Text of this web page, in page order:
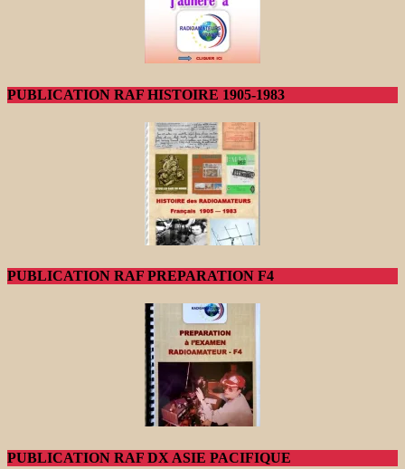
PUBLICATION RAF HISTOIRE 1905-1983
PUBLICATION RAF PREPARATION F4
PUBLICATION RAF DX ASIE PACIFIQUE